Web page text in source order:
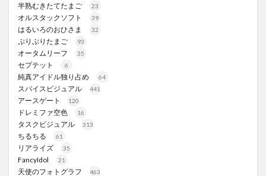
半熟むきたてたまご 23
オルスタックソフト 39
はるいろのおひさま 32
ぷりぷりたまご 93
オータムリーフ 35
セプテット 6
純真アイドル独り占め 64
スパイスビジュアル 441
アースゲート 120
ドレミファ空色 16
タスクビジュアル 313
ちるちる 61
リアライズ 35
FancyIdol 21
天使のフォトグラフ 463